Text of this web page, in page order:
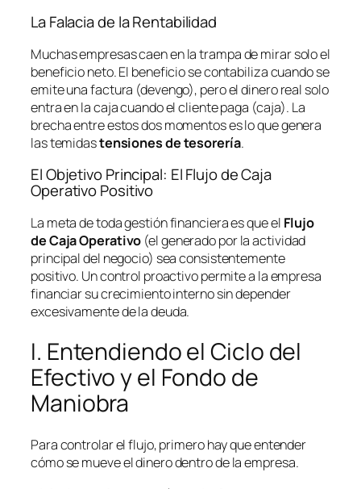
La Falacia de la Rentabilidad
Muchas empresas caen en la trampa de mirar solo el
beneficio neto. El beneficio se contabiliza cuando se
emite una factura (devengo), pero el dinero real solo
entra en la caja cuando el cliente paga (caja). La
brecha entre estos dos momentos es lo que genera
las temidastensiones de tesorería.
El Objetivo Principal: El Flujo de Caja
Operativo Positivo
La meta de toda gestión financiera es que el Flujo
de Caja Operativo (el generado por la actividad
principal del negocio) sea consistentemente
positivo. Un control proactivo permite a la empresa
financiar su crecimiento interno sin depender
excesivamente de la deuda.
I. Entendiendo el Ciclo del
Efectivo y el Fondo de
Maniobra
Para controlar el flujo, primero hay que entender
cómo se mueve el dinero dentro de la empresa.